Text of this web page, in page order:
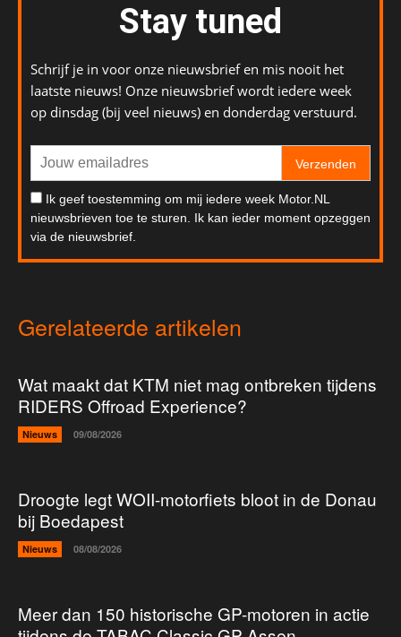
Stay tuned
Schrijf je in voor onze nieuwsbrief en mis nooit het
laatste nieuws! Onze nieuwsbrief wordt iedere week
op dinsdag (bij veel nieuws) en donderdag verstuurd.
Verzenden
Ik geef toestemming om mij iedere week Motor.NL
nieuwsbrieven toe te sturen. Ik kan ieder moment opzeggen
via de nieuwsbrief.
Gerelateerde artikelen
Wat maakt dat KTM niet mag ontbreken tijdens
RIDERS Offroad Experience?
Nieuws 09/08/2026
Droogte legt WOII-motorfiets bloot in de Donau
bij Boedapest
Nieuws 08/08/2026
Meer dan 150 historische GP-motoren in actie